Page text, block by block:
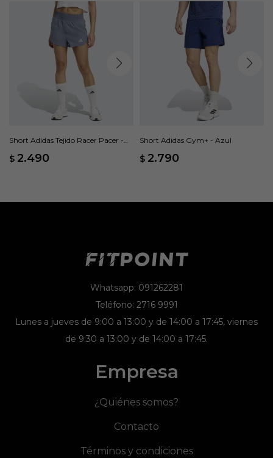
Short Adidas Tejido Racer Pacer -
$ 2.490
Short Adidas Gym+ - Azul
$ 2.790
Whatsapp: 091262281
Teléfono: 2716 9991
Lunes a jueves de 9:00 a 13:00 y de 14:00 a 17:45, viernes
de 9:30 a 13:00 y de 14:00 a 17:45.
Empresa
¿Quiénes somos?
Contacto
Términos y condiciones